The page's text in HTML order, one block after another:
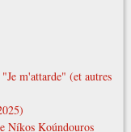
m'attarde" (et autres
Níkos Koúndouros